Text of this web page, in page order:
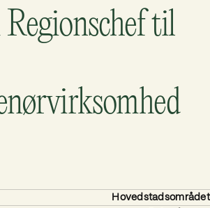
til
Hovedstadsområdet